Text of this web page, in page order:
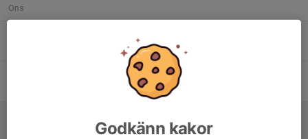
Ons
Falkenberg sommarserie
Godkänn kakor